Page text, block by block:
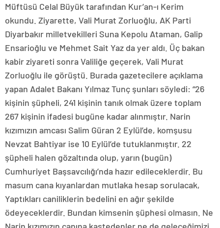
Müftüsü Celal Büyük tarafından Kur’an-ı Kerim
okundu. Ziyarette, Vali Murat Zorluoğlu, AK Parti
Diyarbakır milletvekilleri Suna Kepolu Ataman, Galip
Ensarioğlu ve Mehmet Sait Yaz da yer aldı. Üç bakan
kabir ziyareti sonra Valiliğe geçerek, Vali Murat
Zorluoğlu ile görüştü. Burada gazetecilere açıklama
yapan Adalet Bakanı Yılmaz Tunç şunları söyledi: “26
kişinin şüpheli, 241 kişinin tanık olmak üzere toplam
267 kişinin ifadesi bugüne kadar alınmıştır. Narin
kızımızın amcası Salim Güran 2 Eylül’de, komşusu
Nevzat Bahtiyar ise 10 Eylül’de tutuklanmıştır. 22
şüpheli halen gözaltında olup, yarın (bugün)
Cumhuriyet Başsavcılığı’nda hazır edileceklerdir. Bu
masum cana kıyanlardan mutlaka hesap sorulacak,
Yaptıkları caniliklerin bedelini en ağır şekilde
ödeyeceklerdir. Bundan kimsenin şüphesi olmasın. Ne
Narin kızımızın canına kastedenler ne de geleceğimizi